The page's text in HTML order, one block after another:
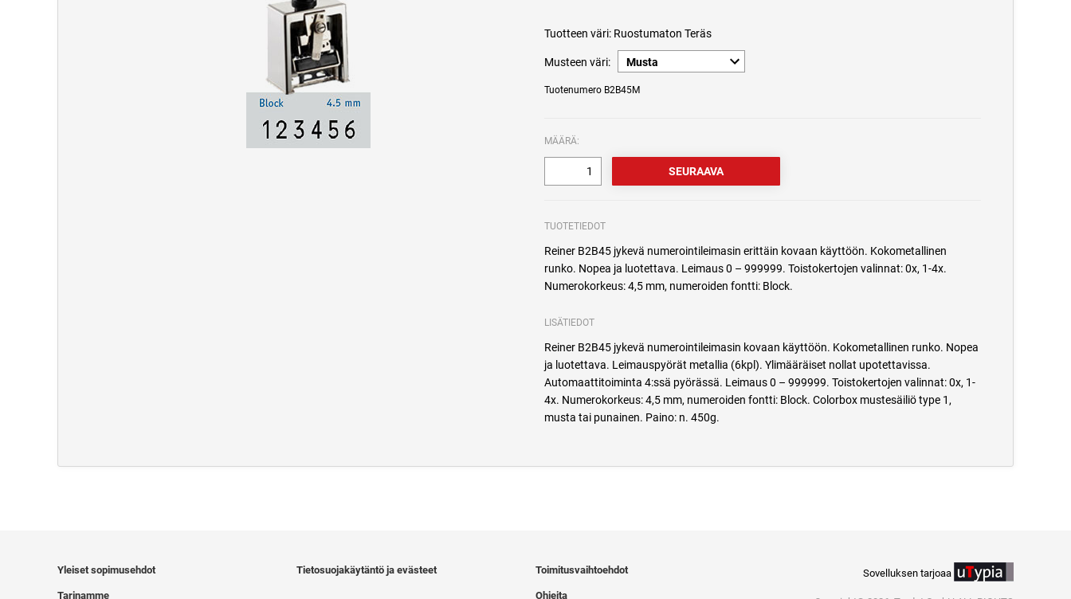
Tuotteen väri: Ruostumaton Teräs
Musteen väri:
Tuotenumero B2B45M
MÄÄRÄ:
TUOTETIEDOT
Reiner B2B45 jykevä numerointileimasin erittäin kovaan käyttöön. Kokometallinen
runko. Nopea ja luotettava. Leimaus 0 – 999999. Toistokertojen valinnat: 0x, 1-4x.
Numerokorkeus: 4,5 mm, numeroiden fontti: Block.
LISÄTIEDOT
Reiner B2B45 jykevä numerointileimasin kovaan käyttöön. Kokometallinen runko. Nopea
ja luotettava. Leimauspyörät metallia (6kpl). Ylimääräiset nollat upotettavissa.
Automaattitoiminta 4:ssä pyörässä. Leimaus 0 – 999999. Toistokertojen valinnat: 0x, 1-
4x. Numerokorkeus: 4,5 mm, numeroiden fontti: Block. Colorbox mustesäiliö type 1,
musta tai punainen. Paino: n. 450g.
Yleiset sopimusehdot
Tarinamme
Tietosuojakäytäntö ja evästeet Toimitusvaihtoehdot
Ohjeita
Sovelluksen tarjoaa